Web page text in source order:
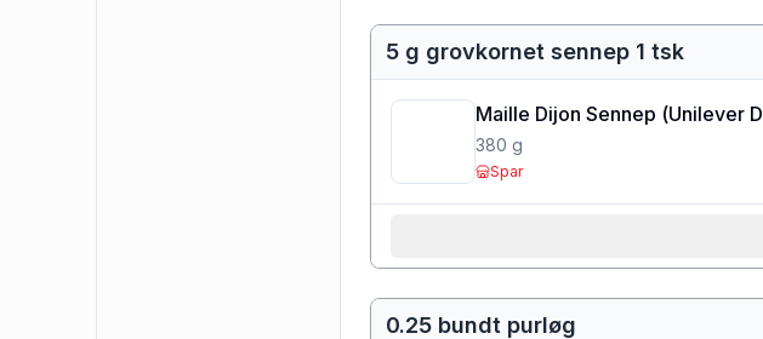
5 g grovkornet sennep 1 tsk
Maille Dijon Sennep (Unilever
380 g
Spar
0.25 bundt purløg